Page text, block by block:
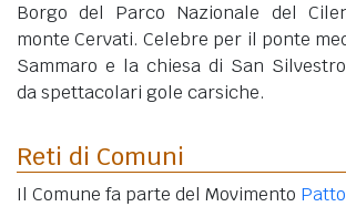
Borgo del Parco Nazionale del
monte Cervati. Celebre per il ponte
Sammaro e la chiesa di San
da spettacolari gole carsiche.
Reti di Comuni
Il Comune fa parte del Movimento